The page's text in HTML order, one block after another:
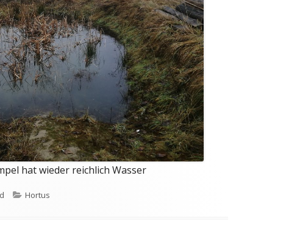
hat wieder reichlich Wasser
Kategorien
Hortus